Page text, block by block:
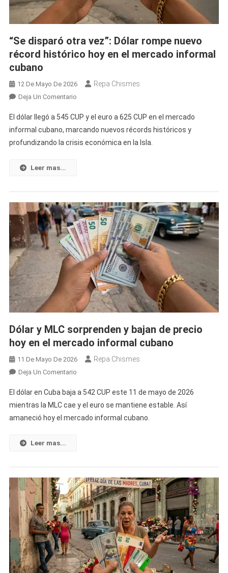
En
El
Informal
“Se disparó otra vez”: Dólar rompe nuevo
récord histórico hoy en el mercado informal
cubano
12 De Mayo De 2026 Repa Chismes
Deja Un ComentarioEn
Disparó
Otra
Vez”:
Récord
Histórico
Hoy
En
El
Mercado
Informal
Cubano
El dólar llegó a 545 CUP y el euro a 625 CUP en el mercado
informal cubano, marcando nuevos récords históricos y
profundizando la crisis económica en la Isla.
Leer mas...
Dólar y MLC sorprenden y bajan de precio
hoy en el mercado informal cubano
11 De Mayo De 2026 Repa Chismes
Deja Un ComentarioEn
Y
MLC
Sorprenden
Precio
Hoy
En
El
Mercado
Informal
Cubano
El dólar en Cuba baja a 542 CUP este 11 de mayo de 2026
mientras la MLC cae y el euro se mantiene estable. Así
amaneció hoy el mercado informal cubano.
Leer mas...